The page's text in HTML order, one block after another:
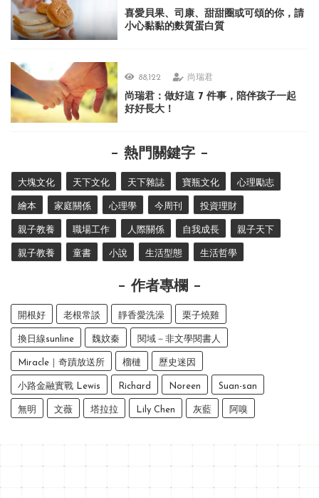
喜愛貝果、司康、甜甜圈或可頌的你，請
小心黏黏的麩質蛋白質
88,122 尚瑞君
尚瑞君：做好這 7 件事，陪伴孩子一起
好好長大！
熱門關鍵字
大塊文化 天下文化 天下雜誌 寶瓶文化 心理勵志
繪本 家庭關係 心理學 今周刊 投資理財
親子教養 職場工作 人際關係 自我成長 親子天下
親子教養 童書 小說 生活型態 生活哲學
作者專欄
開根好 老根常談 靜香愛洗澡 栗子燒雞
換日線sunline 魏妏秦 閱域－非文學閱書人
Miracle｜奇蹟放送所 榴槤 歷史迷因
小路金融實戰 Lewis Richard Noreen Suan-san
無明 文薇 塔拉拉 Lily Chen 灰藍 阿嗅